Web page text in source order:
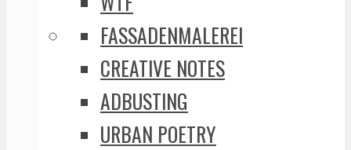
FASSADENMALEREI
CREATIVE NOTES
ADBUSTING
URBAN POETRY